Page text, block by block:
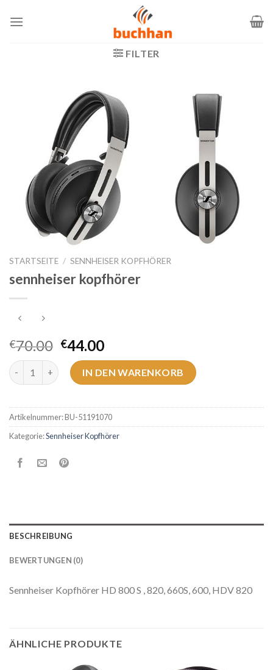
Inhalt
FILTER
STARTSEITE / SENNHEISER KOPFHÖRER
sennheiser kopfhörer
€70.00 €44.00
sennheiser kopfhörer MengeIN DEN WARENKORB
Artikelnummer:BU-51191070
Kategorie:Sennheiser Kopfhörer
BESCHREIBUNG
BEWERTUNGEN (0)
Sennheiser Kopfhörer HD 800 S , 820, 660S, 600, HDV 820
ÄHNLICHE PRODUKTE